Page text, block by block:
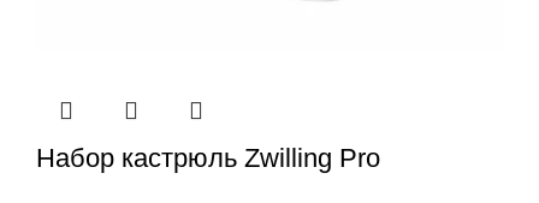
Набор кастрюль Zwilling Pro